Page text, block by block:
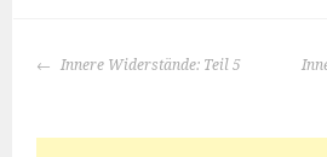
BEITRAGS-
Innere Widerstände: Teil 5